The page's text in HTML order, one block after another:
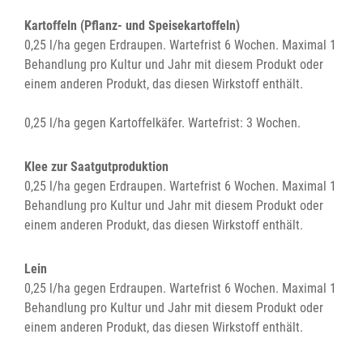
Kartoffeln (Pflanz- und Speisekartoffeln)
0,25 l/ha gegen Erdraupen. Wartefrist 6 Wochen. Maximal 1
Behandlung pro Kultur und Jahr mit diesem Produkt oder
einem anderen Produkt, das diesen Wirkstoff enthält.
0,25 l/ha gegen Kartoffelkäfer. Wartefrist: 3 Wochen.
Klee zur Saatgutproduktion
0,25 l/ha gegen Erdraupen. Wartefrist 6 Wochen. Maximal 1
Behandlung pro Kultur und Jahr mit diesem Produkt oder
einem anderen Produkt, das diesen Wirkstoff enthält.
Lein
0,25 l/ha gegen Erdraupen. Wartefrist 6 Wochen. Maximal 1
Behandlung pro Kultur und Jahr mit diesem Produkt oder
einem anderen Produkt, das diesen Wirkstoff enthält.